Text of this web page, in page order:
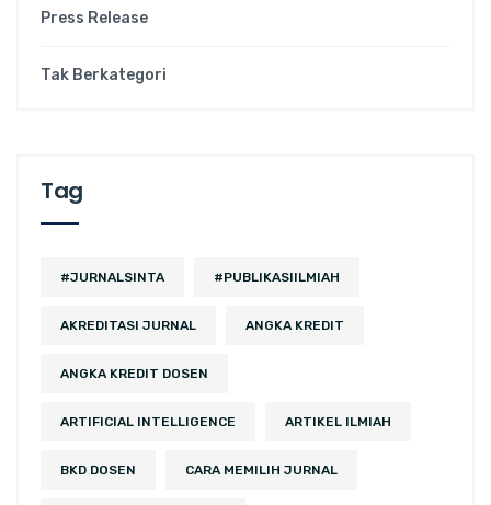
Press Release
Tak Berkategori
Tag
#JURNALSINTA #PUBLIKASIILMIAH
AKREDITASI JURNAL ANGKA KREDIT
ANGKA KREDIT DOSEN
ARTIFICIAL INTELLIGENCE ARTIKEL ILMIAH
BKD DOSEN CARA MEMILIH JURNAL